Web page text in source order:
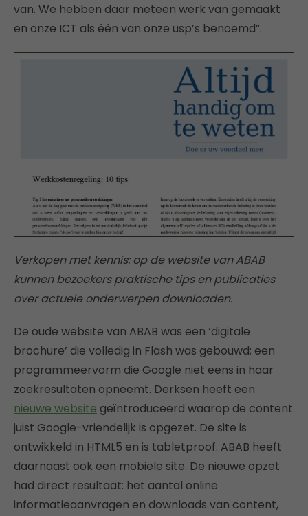
van. We hebben daar meteen werk van gemaakt
en onze ICT als één van onze usp’s benoemd”.
Verkopen met kennis: op de website van ABAB
kunnen bezoekers praktische tips en publicaties
over actuele onderwerpen downloaden.
De oude website van ABAB was een ‘digitale
brochure’ die volledig in Flash was gebouwd; een
programmeervorm die Google niet eens in haar
zoekresultaten opneemt. Derksen heeft een
nieuwe website geïntroduceerd waarop de content
juist Google-vriendelijk is opgezet. De site is
ontwikkeld in HTML5 en is tabletproof. ABAB heeft
daarnaast ook een mobiele site. De nieuwe opzet
had direct resultaat: het aantal online
informatieaanvragen en downloads van content,